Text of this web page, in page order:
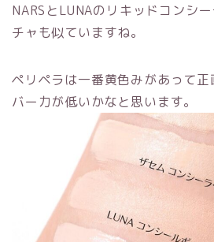
NARSとLUNAのリキッドコンシ
チャも似ていますね。
ペリペラは一番黄色みがあって
バー力が低いかなと思います。